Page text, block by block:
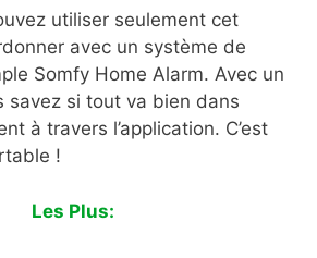
utiliser seulement cet
avec un système de
Somfy Home Alarm. Avec un
savez si tout va bien dans
à travers l’application. C’est
!
Les Plus: